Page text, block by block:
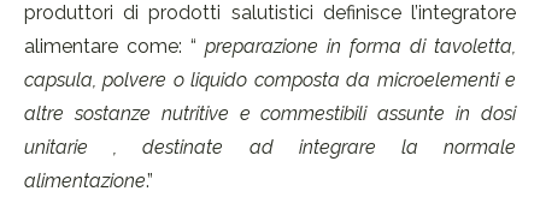
produttori di prodotti salutistici definisce l’integratore
alimentare come: “ preparazione in forma di tavoletta,
capsula, polvere o liquido composta da microelementi e
altre sostanze nutritive e commestibili assunte in dosi
unitarie , destinate ad integrare la normale
alimentazione.”